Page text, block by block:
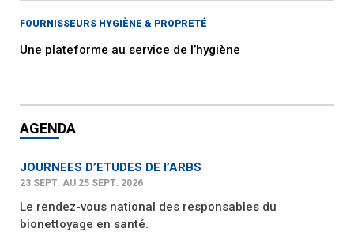
FOURNISSEURS HYGIÈNE & PROPRETÉ
Une plateforme au service de l’hygiène
AGENDA
JOURNEES D’ETUDES DE l’ARBS
23 SEPT. AU 25 SEPT. 2026
Le rendez-vous national des responsables du
bionettoyage en santé.